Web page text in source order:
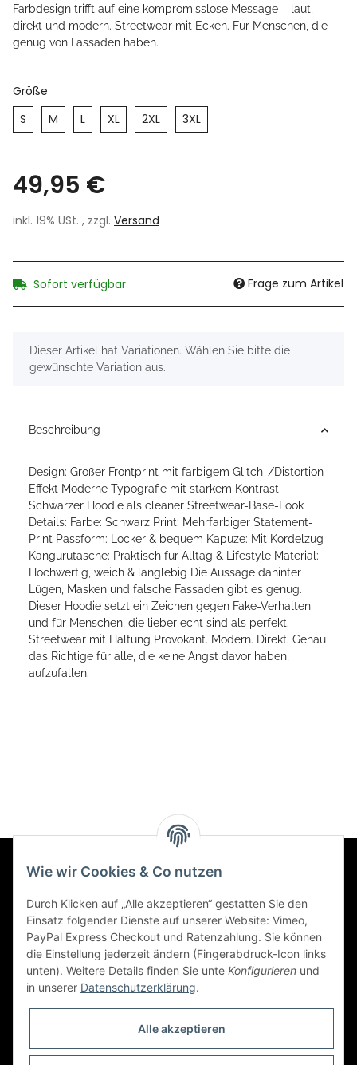
Farbdesign trifft auf eine kompromisslose Message – laut,
direkt und modern. Streetwear mit Ecken. Für Menschen, die
genug von Fassaden haben.
Größe
S
M L XL 2XL 3XL
49,95 €
inkl. 19% USt. , zzgl. Versand
Sofort verfügbar Frage zum Artikel
xDieser Artikel hat Variationen. Wählen Sie bitte die
gewünschte Variation aus.
Beschreibung
Design: Großer Frontprint mit farbigem Glitch-/Distortion-
Effekt Moderne Typografie mit starkem Kontrast
Schwarzer Hoodie als cleaner Streetwear-Base-Look
Details: Farbe: Schwarz Print: Mehrfarbiger Statement-
Print Passform: Locker & bequem Kapuze: Mit Kordelzug
Kängurutasche: Praktisch für Alltag & Lifestyle Material:
Hochwertig, weich & langlebig Die Aussage dahinter
Lügen, Masken und falsche Fassaden gibt es genug.
Dieser Hoodie setzt ein Zeichen gegen Fake-Verhalten
und für Menschen, die lieber echt sind als perfekt.
Streetwear mit Haltung Provokant. Modern. Direkt. Genau
das Richtige für alle, die keine Angst davor haben,
aufzufallen.
Gesetzliche Informationen
Social Engagement
Wie wir Cookies & Co nutzen
Durch Klicken auf „Alle akzeptieren“ gestatten Sie den
Einsatz folgender Dienste auf unserer Website: Vimeo,
PayPal Express Checkout und Ratenzahlung. Sie können
die Einstellung jederzeit ändern (Fingerabdruck-Icon links
unten). Weitere Details finden Sie unte Konfigurieren und
in unserer Datenschutzerklärung.
Alle akzeptieren